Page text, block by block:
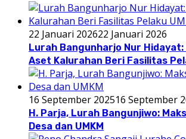
22 Januari 202622 Januari 2026
Lurah Bangunharjo Nur Hidayat:
Aset Kalurahan Beri Fasilitas
16 September 202516 September
H. Parja, Lurah Bangunjiwo:
Desa dan UMKM